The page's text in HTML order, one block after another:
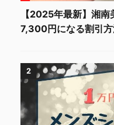
【2025年最新】湘
7,300円になる割引方
2